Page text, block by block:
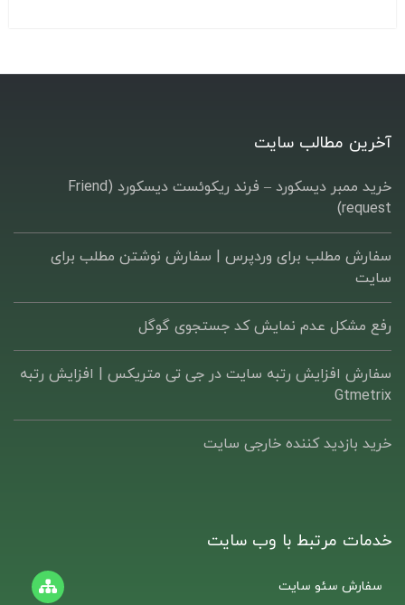
آخرین مطالب سایت
خرید ممبر دیسکورد – فرند ریکوئست دیسکورد (Friend
request)
سفارش مطلب برای وردپرس |‌ سفارش نوشتن مطلب برای
سایت
رفع مشکل عدم نمایش کد جستجوی گوگل
سفارش افزایش رتبه سایت در جی تی متریکس | افزایش رتبه
Gtmetrix
خرید بازدید کننده خارجی سایت
خدمات مرتبط با وب سایت
سفارش سئو سایت